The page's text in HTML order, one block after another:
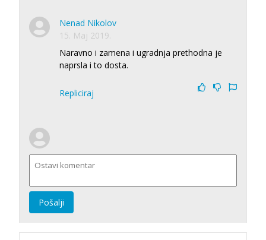
Nenad Nikolov
15. Maj 2019.
Naravno i zamena i ugradnja prethodna je
naprsla i to dosta.
Repliciraj
Pošalji